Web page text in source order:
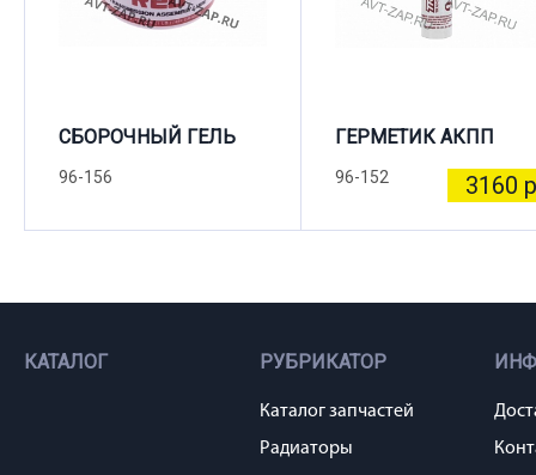
СБОРОЧНЫЙ ГЕЛЬ
96-156
ГЕРМЕТИК АКПП
96-152 3160
КАТАЛОГ РУБРИКАТОР
Каталог запчастей
Радиаторы